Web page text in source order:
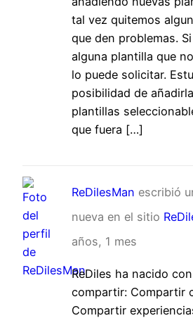
tal vez quitemos
que den problemas.
alguna plantilla que
lo puede solicitar.
posibilidad de
plantillas
que fuera […]
ReDilesMan escribió
nueva en el sitio
años, 1 mes
ReDiles ha nacido
compartir: Compartir
Compartir